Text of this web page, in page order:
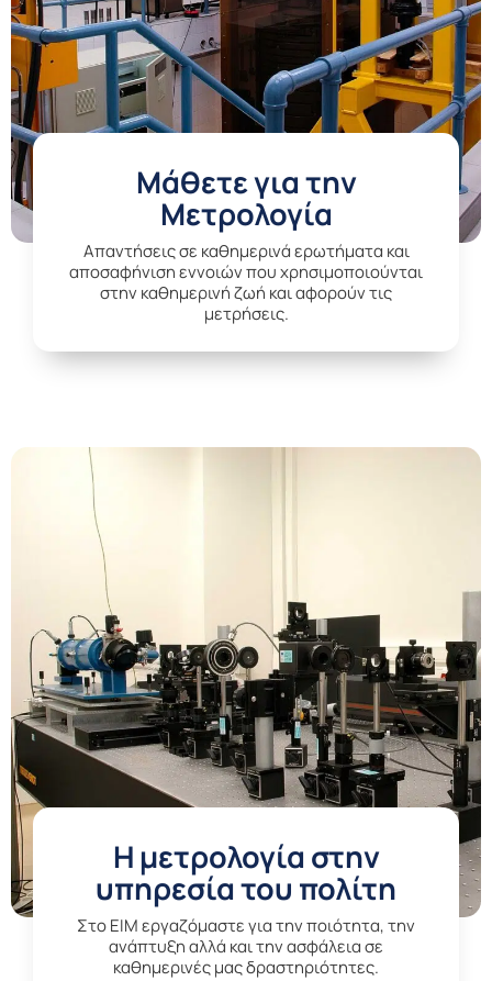
Μάθετε για την
Μετρολογία
Aπαντήσεις σε καθημερινά ερωτήματα και
αποσαφήνιση εννοιών που χρησιμοποιούνται
στην καθημερινή ζωή και αφορούν τις
μετρήσεις.
Η μετρολογία στην
υπηρεσία του πολίτη
Στο EIM εργαζόμαστε για την ποιότητα, την
ανάπτυξη αλλά και την ασφάλεια σε
καθημερινές μας δραστηριότητες.